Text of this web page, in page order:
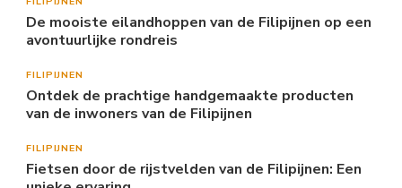
De mooiste eilandhoppen van de Filipijnen op een
avontuurlijke rondreis
FILIPIJNEN
Ontdek de prachtige handgemaakte producten
van de inwoners van de Filipijnen
FILIPIJNEN
Fietsen door de rijstvelden van de Filipijnen: Een